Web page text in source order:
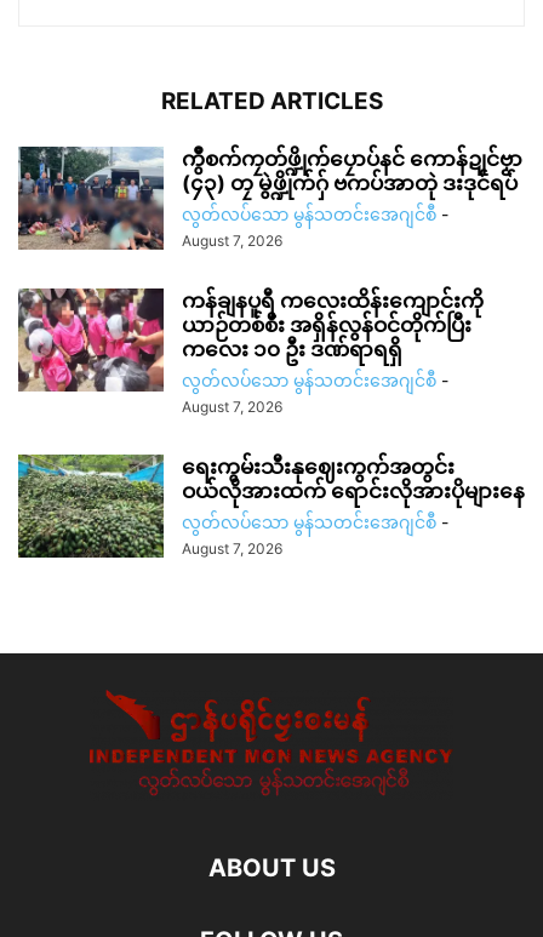
RELATED ARTICLES
ကွဳစက်ကၠတ်ဖ္ဍိုက်ပၠောပ်နင် ကောန်ဍုင်ဗၟာ
(၄၃) တၠ မွဲဖ္ဍိုက်ဂှ် ဗကပ်အာတုဲ ဒးဒုင်ရပ်
လွတ်လပ်သော မွန်သတင်းအေဂျင်စီ -
August 7, 2026
ကန်ချနပူရီ ကလေးထိန်းကျောင်းကို
ယာဉ်တစ်စီး အရှိန်လွန်ဝင်တိုက်ပြီး
ကလေး ၁၀ ဦး ဒဏ်ရာရရှိ
လွတ်လပ်သော မွန်သတင်းအေဂျင်စီ -
August 7, 2026
ရေးကွမ်းသီးနုဈေးကွက်အတွင်း
ဝယ်လိုအားထက် ရောင်းလိုအားပိုများနေ
လွတ်လပ်သော မွန်သတင်းအေဂျင်စီ -
August 7, 2026
ABOUT US